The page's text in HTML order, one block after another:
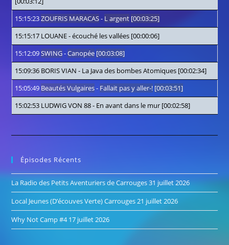
15:15:23ZOUFRIS MARACAS- L argent [00:03:25]
15:15:17 LOUANE-écouché les vallées [00:00:06]
15:12:09SWING-Canopée [00:03:08]
15:09:36 BORIS VIAN - La Java des bombes Atomiques [00:02:34]
15:05:49 Beautés Vulgaires- Fallait pas y aller-! [00:03:51]
15:02:53 LUDWIG VON 88- En avant dans le mur [00:02:58]
Épisodes Récents
La Radio des Petits Aventuriers de Carrouges31 juillet 2026
Local Jeunes (D’écouves Verte) Carrouges21 juillet 2026
Why Not Camp #417 juillet 2026